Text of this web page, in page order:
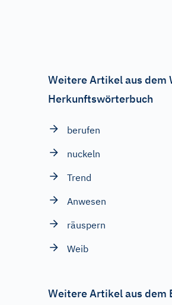
Weitere Artikel aus dem
Herkunftswörterbuch
berufen
nuckeln
Trend
Anwesen
räuspern
Weib
Weitere Artikel aus dem